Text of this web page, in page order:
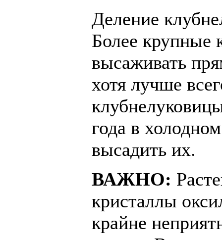
Деление
Более крупные
высаживать
хотя лучше
года в
высадить их.
ВАЖНО:
кристаллы
крайне